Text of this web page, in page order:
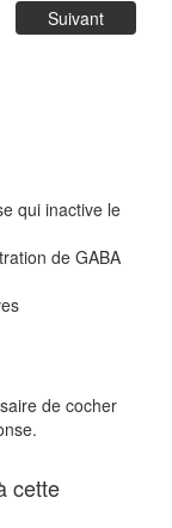
Suivant
qui inactive le
de GABA
de cocher
cette